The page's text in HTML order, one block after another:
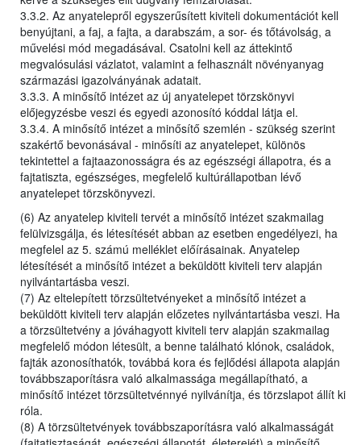
3.3.2. Az anyatelepről egyszerűsített kiviteli dokumentációt kell
benyújtani, a faj, a fajta, a darabszám, a sor- és tőtávolság, a
művelési mód megadásával. Csatolni kell az áttekintő
megvalósulási vázlatot, valamint a felhasznált növényanyag
származási igazolványának adatait.
3.3.3. A minősítő intézet az új anyatelepet törzskönyvi
előjegyzésbe veszi és egyedi azonosító kóddal látja el.
3.3.4. A minősítő intézet a minősítő szemlén - szükség szerint
szakértő bevonásával - minősíti az anyatelepet, különös
tekintettel a fajtaazonosságra és az egészségi állapotra, és a
fajtatiszta, egészséges, megfelelő kultúrállapotban lévő
anyatelepet törzskönyvezi.
(6) Az anyatelep kiviteli tervét a minősítő intézet szakmailag
felülvizsgálja, és létesítését abban az esetben engedélyezi, ha
megfelel az 5. számú melléklet előírásainak. Anyatelep
létesítését a minősítő intézet a beküldött kiviteli terv alapján
nyilvántartásba veszi.
(7) Az eltelepített törzsültetvényeket a minősítő intézet a
beküldött kiviteli terv alapján előzetes nyilvántartásba veszi. Ha
a törzsültetvény a jóváhagyott kiviteli terv alapján szakmailag
megfelelő módon létesült, a benne található klónok, családok,
fajták azonosíthatók, továbbá kora és fejlődési állapota alapján
továbbszaporításra való alkalmassága megállapítható, a
minősítő intézet törzsültetvénnyé nyilvánítja, és törzslapot állít ki
róla.
(8) A törzsültetvények továbbszaporításra való alkalmasságát